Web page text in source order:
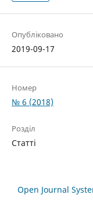
Опубліковано
2019-09-17
Номер
№ 6 (2018)
Розділ
Статті
Open Journal